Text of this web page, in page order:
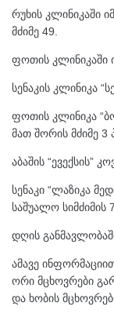
რუხის კლინიკაში
მძიმე 49.
ფოთის კლინიკაში
სენაკის კლინიკა
ფოთის კლინიკა
მათ შორის მძიმე 3
აბაშის “ევექსის”
სენაკი “ლაზიკა
საშუალო სიმძიმის
დღის
ამავე
ორი მცხოვრები
და ხობის